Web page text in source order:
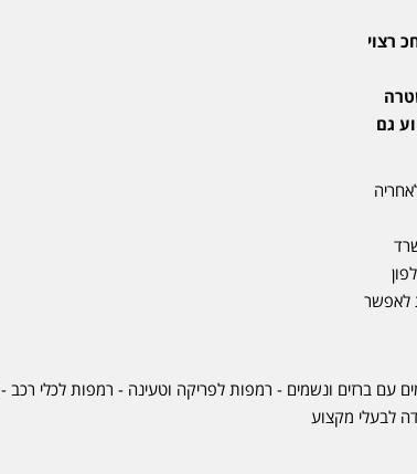
רצוי
גם
לאפשר
עם ברזים ונשמים - רמפות לפריקה וטעינה - רמפות לכלי רכב -
לבעלי מקצוע